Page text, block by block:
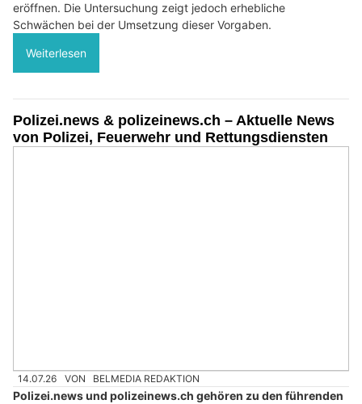
eröffnen. Die Untersuchung zeigt jedoch erhebliche
Schwächen bei der Umsetzung dieser Vorgaben.
Weiterlesen
Polizei.news & polizeinews.ch – Aktuelle News
von Polizei, Feuerwehr und Rettungsdiensten
14.07.26 VON BELMEDIA REDAKTION
Polizei.news und polizeinews.ch gehören zu den führenden